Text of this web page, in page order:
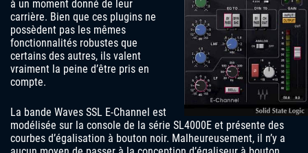
à un moment donné de leur
carrière. Bien que ces plugins ne
possèdent pas les mêmes
fonctionnalités robustes que
certains des autres, ils valent
vraiment la peine d’être pris en
compte.
La bande Waves SSL E-Channel est
modélisée sur la console de la série SL4000E et présente des
courbes d’égalisation à bouton noir. Malheureusement, il n’y a